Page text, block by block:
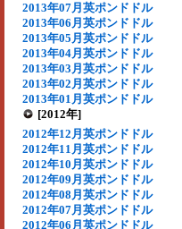
2013年07月英ポンドドル
2013年06月英ポンドドル
2013年05月英ポンドドル
2013年04月英ポンドドル
2013年03月英ポンドドル
2013年02月英ポンドドル
2013年01月英ポンドドル
[2012年]
2012年12月英ポンドドル
2012年11月英ポンドドル
2012年10月英ポンドドル
2012年09月英ポンドドル
2012年08月英ポンドドル
2012年07月英ポンドドル
2012年06月英ポンドドル